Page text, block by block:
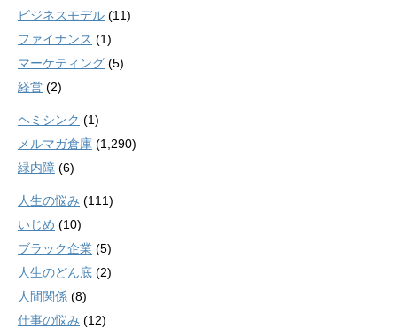
ビジネスモデル (11)
ファイナンス (1)
マーケティング (5)
経営 (2)
ヘミシンク (1)
メルマガ倉庫 (1,290)
緑内障 (6)
人生の悩み (111)
いじめ (10)
ブラック企業 (5)
人生のどん底 (2)
人間関係 (8)
仕事の悩み (12)